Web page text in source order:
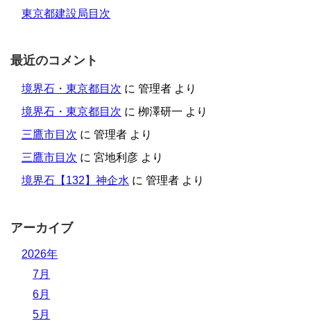
東京都建設局目次
最近のコメント
境界石・東京都目次 に 管理者 より
境界石・東京都目次 に 栁澤研一 より
三鷹市目次 に 管理者 より
三鷹市目次 に 宮地利彦 より
境界石【132】神企水 に 管理者 より
アーカイブ
2026年
7月
6月
5月